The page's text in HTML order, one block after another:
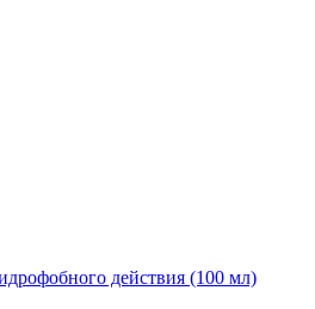
действия (100 мл)